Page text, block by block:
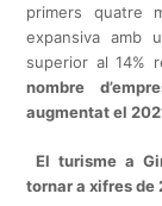
primers quatre
expansiva amb
superior al 14%
nombre
augmentat el
El turisme a
tornar a xifres de